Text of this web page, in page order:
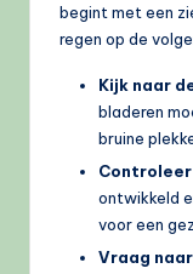
begint met een
regen op de
Kijk naar
bladeren
bruine
ontwikkeld
voor een
Vraag